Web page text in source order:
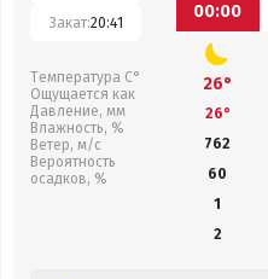
Закат:20:41
Температура С°
Ощущается как
Давление, мм
Влажность, %
Ветер, м/с
Вероятность
осадков, %
00:00
26°
26°
762
60
1
2